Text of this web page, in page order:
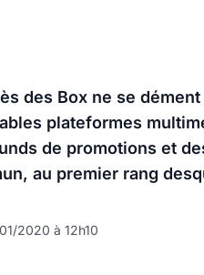
des Box ne se
plateformes
de promotions et
au premier rang
2020 à 12h10